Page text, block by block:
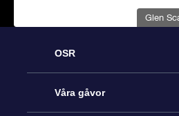
Glen
OSR
Kundtjänst
Våra gåvor